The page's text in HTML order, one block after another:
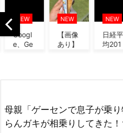
ハードオフに売っていた4万4000円のフ
ｗ「こんな高いの？ｗｗ」「逆に...
小笠原6失点KO→立浪監督「原因は本人
分からない」
ゴルフアニメ「BIRDIE WING」2期、来
ル公開
Googl
e、Ge
「史...
NEW
【画像
あり】
なり巻
NEW
日経平
均201
経平均
NEW
母親「ゲーセンで息子が乗
らんガキが相乗りしてきた！